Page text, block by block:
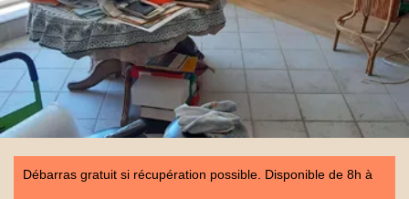
Débarras gratuit si récupération possible. Disponible de 8h à